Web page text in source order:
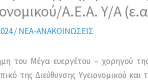
Α.Ε.Α. Υ/Α
/ΝΕΑ-ΑΝΑΚΟΙΝΩΣΕΙΣ
του Μέγα ευεργέτου – χορηγού
της Διεύθυνσης Υγειονομικού